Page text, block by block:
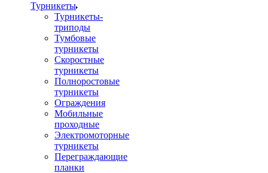
Турникеты
Турникеты-
триподы
Тумбовые
турникеты
Скоростные
турникеты
Полноростовые
турникеты
Ограждения
Мобильные
проходные
Электромоторные
турникеты
Переграждающие
планки